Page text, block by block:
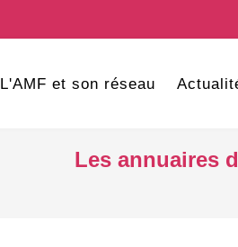
L'AMF et son réseau
Les annuaires